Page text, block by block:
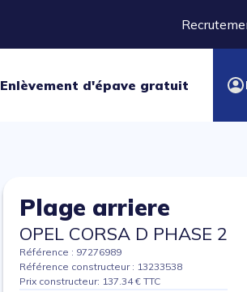
Enlèvement d'épave gratuit
Plage arriere
OPEL CORSA D PHASE 2
Référence : 97276989
Référence constructeur : 13233538
Prix constructeur: 137.34 € TTC